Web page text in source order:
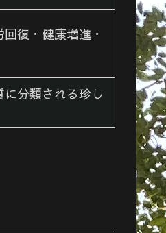
復・健康増進・
分類される珍し